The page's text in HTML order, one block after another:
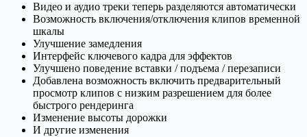
Видео и аудио треки теперь разделяются автоматически
Возможность включения/отключения клипов временной
шкалы
Улучшение замедления
Интерфейс ключевого кадра для эффектов
Улучшено поведение вставки / подъема / перезаписи
Добавлена возможность включить предварительный
просмотр клипов с низким разрешением для более
быстрого рендеринга
Изменение высоты дорожки
И другие изменения